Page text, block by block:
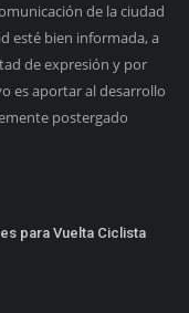
de la ciudad
esté bien informada, a
de expresión y por
es aportar al desarrollo
postergado
para Vuelta Ciclista